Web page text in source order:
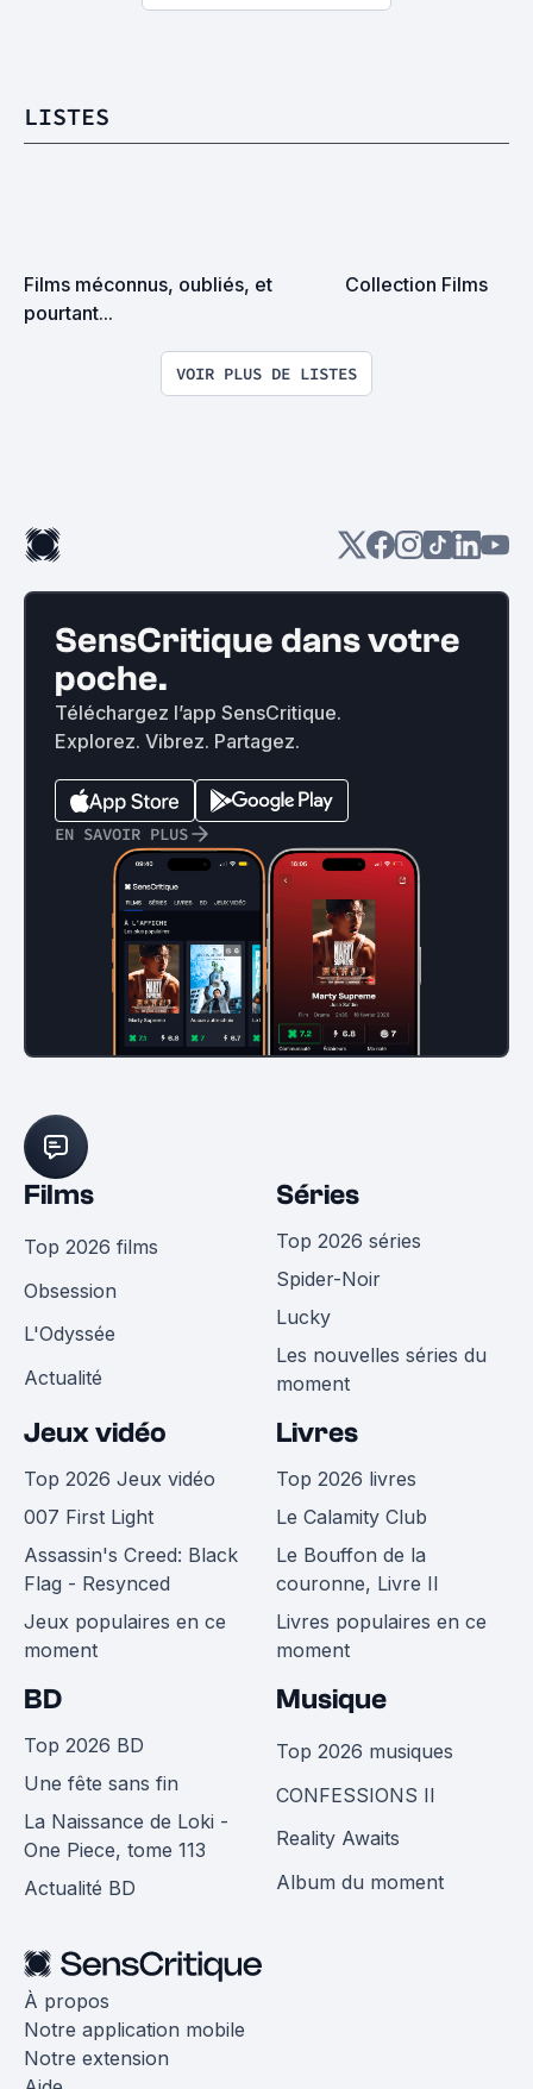
LISTES
Films méconnus, oubliés, et
pourtant...
Collection Films
VOIR PLUS DE LISTES
SensCritique dans votre
poche.
Téléchargez l’app SensCritique.
Explorez. Vibrez. Partagez.
EN SAVOIR PLUS
Films
Top 2026 films
Obsession
L'Odyssée
Actualité
Séries
Top 2026 séries
Spider-Noir
Lucky
Les nouvelles séries du
moment
Jeux vidéo
Top 2026 Jeux vidéo
007 First Light
Assassin's Creed: Black
Flag - Resynced
Jeux populaires en ce
moment
Livres
Top 2026 livres
Le Calamity Club
Le Bouffon de la
couronne, Livre II
Livres populaires en ce
moment
BD
Top 2026 BD
Une fête sans fin
La Naissance de Loki -
One Piece, tome 113
Actualité BD
Musique
Top 2026 musiques
CONFESSIONS II
Reality Awaits
Album du moment
À propos
Notre application mobile
Notre extension